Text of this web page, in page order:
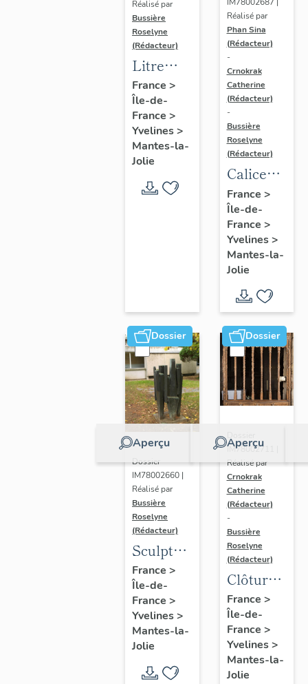
Réalisé par
Bussière
Roselyne
(Rédacteur)
Litre
funéraire
du
prince
de Conti
France >
Île-de-
France >
Yvelines>
Mantes-la-
Jolie
Réalisé par
Phan Sina
(Rédacteur)
-
Crnokrak
Catherine
(Rédacteur)
-
Bussière
Roselyne
(Rédacteur)
Calice
n°2 et sa
patène
France >
Île-de-
France >
Yvelines>
Mantes-la-
Jolie
Dossier
Aperçu
Dossier
IM78002660 |
Réalisé par
Bussière
Roselyne
(Rédacteur)
Sculpture
: la
Ronde
France >
Île-de-
France >
Yvelines>
Mantes-la-
Jolie
Dossier
Aperçu
IM78002711 |
Réalisé par
Crnokrak
Catherine
(Rédacteur)
-
Bussière
Roselyne
(Rédacteur)
Clôture
de
chœur
France >
Île-de-
France >
Yvelines>
Mantes-la-
Jolie